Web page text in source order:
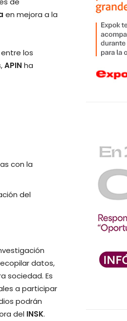
en mejora a la
los
APIN ha
con la
del
datos,
sociedad. Es
a participar
podrán
del INSK.